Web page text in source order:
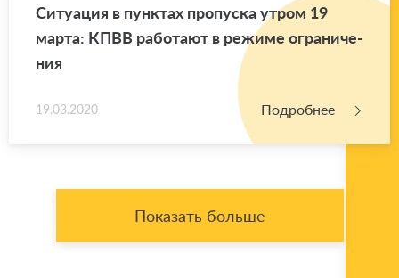
Си­ту­а­ция в пунк­тах про­пус­ка утром 19
марта: КПВВ ра­бо­та­ют в ре­жи­ме огра­ни­че­
ния
19.03.2020 Подробнее
Показать больше